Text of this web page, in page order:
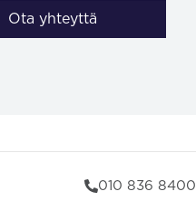
Ota yhteyttä
010 836 8400